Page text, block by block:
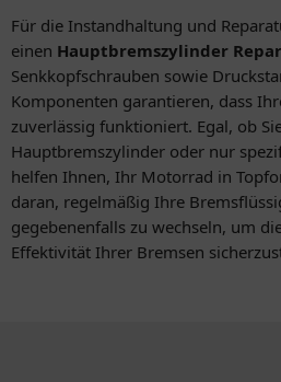
Für die Instandhaltung und
einen Hauptbremszylinder
Senkkopfschrauben sowie
Komponenten garantieren, dass
zuverlässig funktioniert. Egal, ob
Hauptbremszylinder oder nur
helfen Ihnen, Ihr Motorrad in
daran, regelmäßig Ihre
gegebenenfalls zu wechseln, um
Effektivität Ihrer Bremsen